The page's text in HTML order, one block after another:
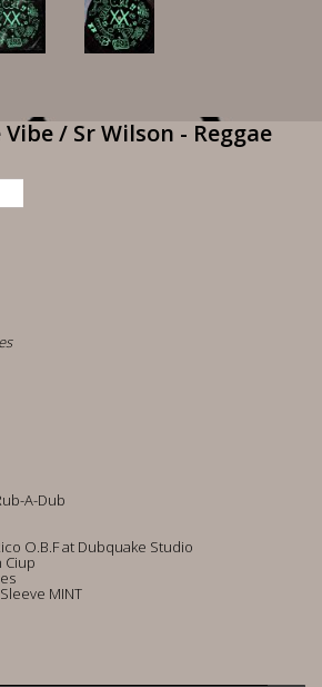
Vibe / Sr Wilson - Reggae
A-Dub
O.B.F at Dubquake Studio
Ciup
MINT